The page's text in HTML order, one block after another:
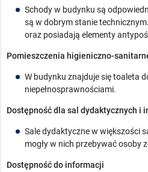
Schody w budynku są
są w dobrym stanie
oraz posiadają elementy
Pomieszczenia higieniczno-
W budynku znajduje się toaleta
niepełnosprawnościami.
Dostępność dla sal dydaktycznych i
Sale dydaktyczne w większości
mogły w nich przebywać osoby
Dostępność do informacji